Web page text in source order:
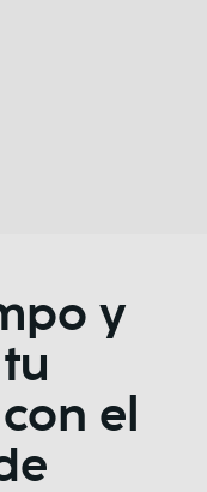
y
el